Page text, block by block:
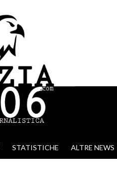
STATISTICHE ALTRE NEWS